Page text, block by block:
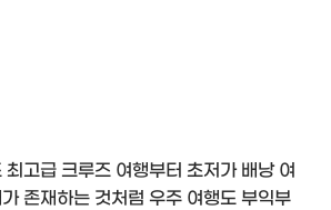
고급 크루즈 여행부터 초저가 배낭 여
존재하는 것처럼 우주 여행도 부익부